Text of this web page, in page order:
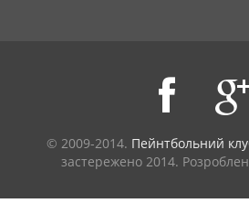
© 2009-2014. Пейнтбольний
застережено 2014.